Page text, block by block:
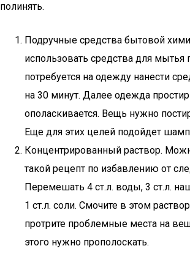
полинять.
Подручные средства бытовой
использовать средства для мытья
потребуется на одежду нанести
на 30 минут. Далее одежда
ополаскивается. Вещь нужно
Еще для этих целей подойдет
Концентрированный раствор.
такой рецепт по избавлению от
Перемешать 4 ст.л. воды, 3 ст.л.
1 ст.л. соли. Смочите в этом
протрите проблемные места на
этого нужно прополоскать.